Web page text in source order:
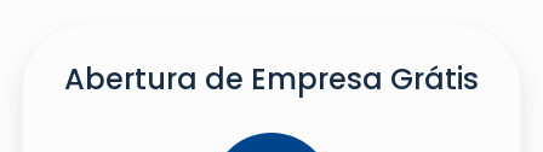
Abertura de Empresa Grátis